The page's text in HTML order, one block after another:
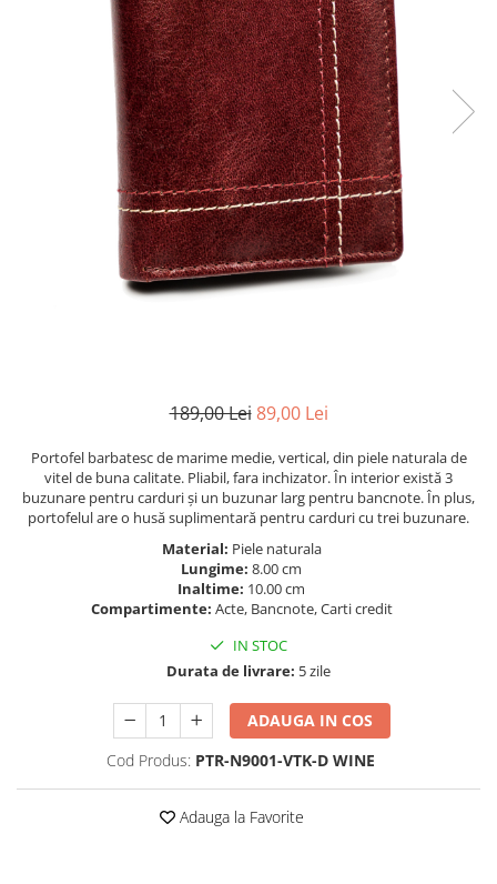
189,00 Lei 89,00 Lei
Portofel barbatesc de marime medie, vertical, din piele naturala de
vitel de buna calitate. Pliabil, fara inchizator. În interior există 3
buzunare pentru carduri și un buzunar larg pentru bancnote. În plus,
portofelul are o husă suplimentară pentru carduri cu trei buzunare.
Material: Piele naturala
Lungime: 8.00 cm
Inaltime: 10.00 cm
Compartimente: Acte, Bancnote, Carti credit
IN STOC
Durata de livrare: 5 zile
ADAUGA IN COS
Cod Produs: PTR-N9001-VTK-D WINE
Adauga la Favorite